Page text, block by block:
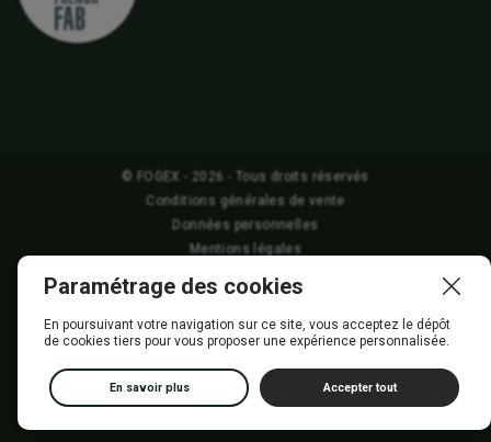
© FOGEX - 2026 - Tous droits réservés
Conditions générales de vente
Données personnelles
Mentions légales
Paramétrage des cookies
En poursuivant votre navigation sur ce site, vous acceptez le dépôt
de cookies tiers pour vous proposer une expérience personnalisée.
En savoir plus Accepter tout